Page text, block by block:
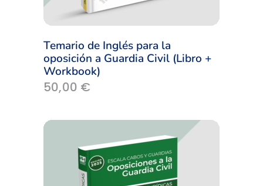
Temario de Inglés para la
oposición a Guardia Civil (Libro +
Workbook)
50,00 €